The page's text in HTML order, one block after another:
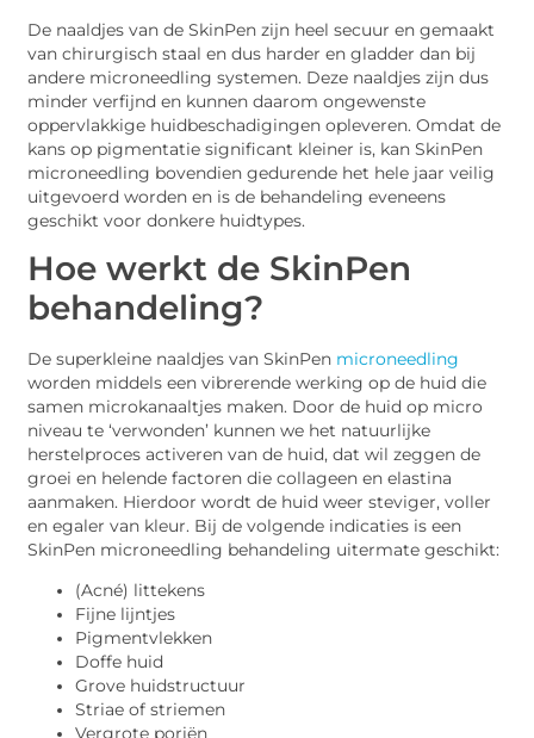
De naaldjes van de SkinPen zijn heel secuur en gemaakt
van chirurgisch staal en dus harder en gladder dan bij
andere microneedling systemen. Deze naaldjes zijn dus
minder verfijnd en kunnen daarom ongewenste
oppervlakkige huidbeschadigingen opleveren. Omdat de
kans op pigmentatie significant kleiner is, kan SkinPen
microneedling bovendien gedurende het hele jaar veilig
uitgevoerd worden en is de behandeling eveneens
geschikt voor donkere huidtypes.
Hoe werkt de SkinPen
behandeling?
De superkleine naaldjes van SkinPen microneedling
worden middels een vibrerende werking op de huid die
samen microkanaaltjes maken. Door de huid op micro
niveau te ‘verwonden’ kunnen we het natuurlijke
herstelproces activeren van de huid, dat wil zeggen de
groei en helende factoren die collageen en elastina
aanmaken. Hierdoor wordt de huid weer steviger, voller
en egaler van kleur. Bij de volgende indicaties is een
SkinPen microneedling behandeling uitermate geschikt:
(Acné) littekens
Fijne lijntjes
Pigmentvlekken
Doffe huid
Grove huidstructuur
Striae of striemen
Vergrote poriën